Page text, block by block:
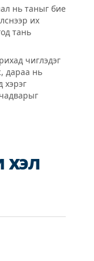
нь таныг бие
их
тань
чиглэдэг
дараа нь
хэрэг
хэл